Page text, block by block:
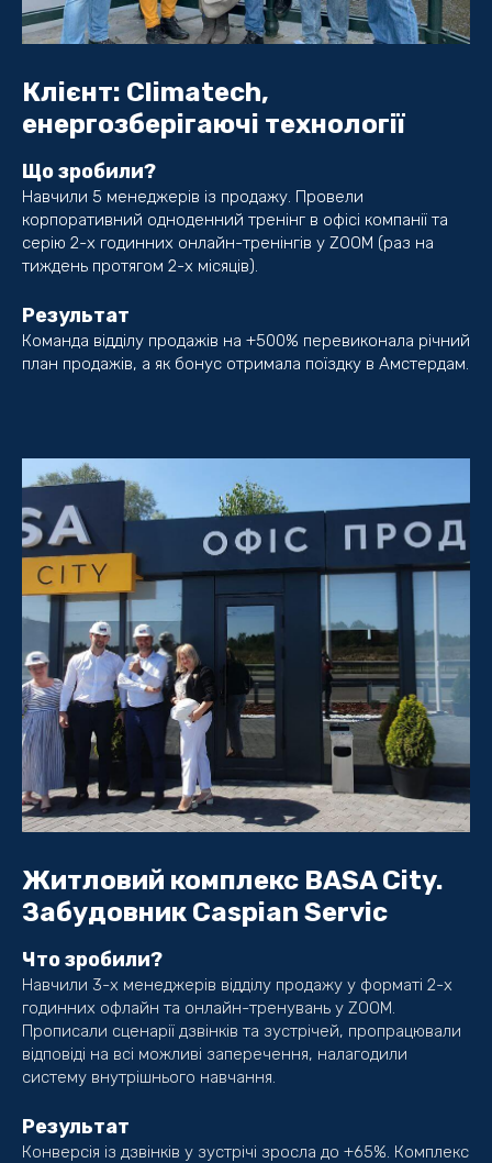
Клієнт: Climatech,
енергозберігаючі технології
Що зробили?
Навчили 5 менеджерів із продажу. Провели
корпоративний одноденний тренінг в офісі компанії та
серію 2-х годинних онлайн-тренінгів у ZOOM (раз на
тиждень протягом 2-х місяців).
Результат
Команда відділу продажів на +500% перевиконала річний
план продажів, а як бонус отримала поїздку в Амстердам.
Житловий комплекс BASA City.
Забудовник Caspian Servic
Что зробили?
Навчили 3-х менеджерів відділу продажу у форматі 2-х
годинних офлайн та онлайн-тренувань у ZOOM.
Прописали сценарії дзвінків та зустрічей, пропрацювали
відповіді на всі можливі заперечення, налагодили
систему внутрішнього навчання.
Результат
Конверсія із дзвінків у зустрічі зросла до +65%. Комплекс